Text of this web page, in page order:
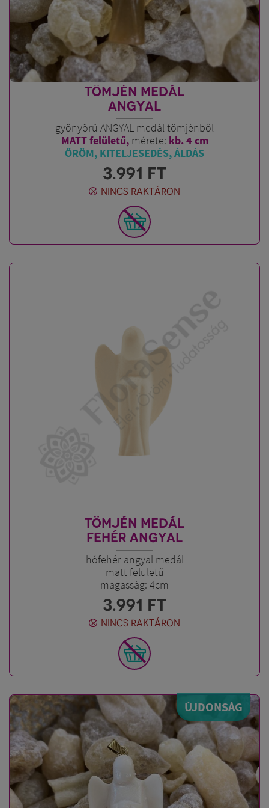
TÖMJÉN MEDÁL
ANGYAL
gyönyörű ANGYAL medál tömjénből
MATT felületű, mérete: kb. 4 cm
ÖRÖM, KITELJESEDÉS, ÁLDÁS
3.991 FT
NINCS RAKTÁRON
TÖMJÉN MEDÁL
FEHÉR ANGYAL
hófehér angyal medál
matt felületű
magasság: 4cm
3.991 FT
NINCS RAKTÁRON
ÚJDONSÁG